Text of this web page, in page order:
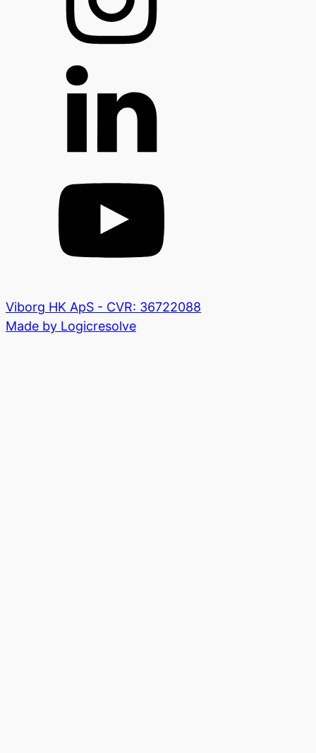
Viborg HK ApS - CVR: 36722088
Made by Logicresolve